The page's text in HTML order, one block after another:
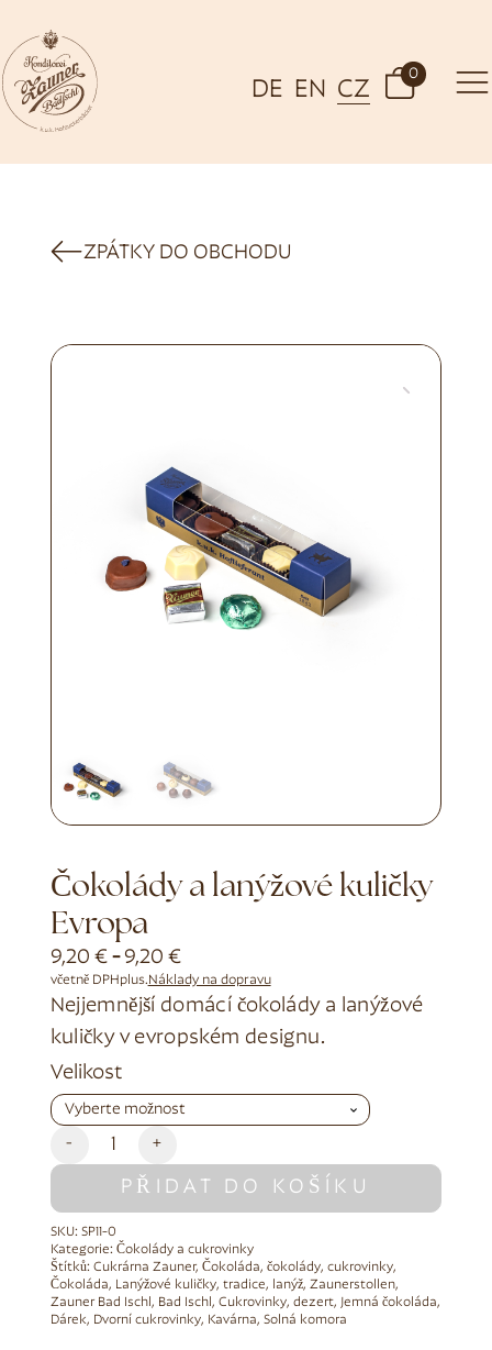
DE EN CZ
0
ZPÁTKY DO OBCHODU
Čokolády a lanýžové kuličky
Evropa
9,20 €- 9,20 €
včetně DPH plus.Náklady na dopravu
Nejjemnější domácí čokolády a lanýžové
kuličky v evropském designu.
Velikost
- +
PŘIDAT DO KOŠÍKU
Alternative:
SKU: SP11-0
Kategorie: Čokolády a cukrovinky
Štítků: Cukrárna Zauner, Čokoláda, čokolády, cukrovinky,
Čokoláda, Lanýžové kuličky, tradice, lanýž, Zaunerstollen,
Zauner Bad Ischl , Bad Ischl , Cukrovinky, dezert, Jemná čokoláda,
Dárek, Dvorní cukrovinky, Kavárna, Solná komora